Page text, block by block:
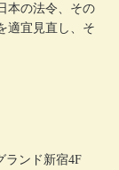
本の法令、その
適宜見直し、そ
ランド新宿4F